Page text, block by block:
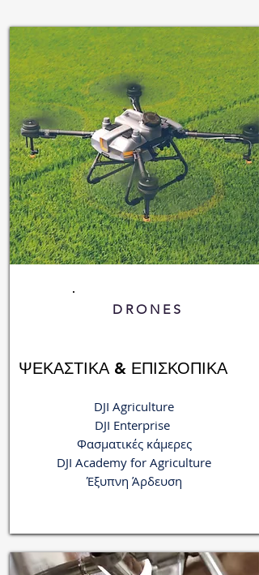
DRONES
ΨΕΚΑΣΤΙΚΑ & ΕΠΙΣΚΟΠΙΚΑ
DJI Agriculture
DJI Εnterprise
Φασματικές κάμερες
DJI Academy for Agriculture
Έξυπνη Άρδευση